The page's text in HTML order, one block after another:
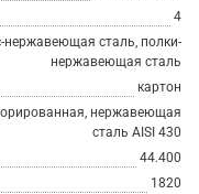
4
нержавеющая сталь, полки-
нержавеющая сталь
картон
нержавеющая
сталь AISI 430
44.400
1820